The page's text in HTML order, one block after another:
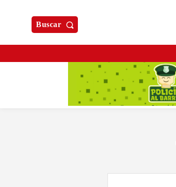
Buscar